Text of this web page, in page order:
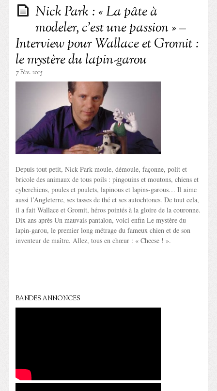
Nick Park : « La pâte à
modeler, c’est une passion » –
Interview pour Wallace et Gromit :
le mystère du lapin-garou
7 Fév. 2015
Depuis tout petit, Nick Park moule, démoule, façonne, polit et
bricole des animaux de tous poils : pingouins et moutons, chiens et
cyberchiens, poules et poulets, lapinous et lapins-garous… Il aime
aussi l’Angleterre, ses tasses de thé et ses autochtones. De tout cela,
il a fait Wallace et Gromit, héros pointés à la gloire de la couronne.
Dix ans après Un mauvais pantalon, voici enfin Le mystère du
lapin-garou, le premier long métrage du fameux chien et de son
inventeur de maître. Allez, tous en chœur : « Cheese ! ».
BANDES ANNONCES